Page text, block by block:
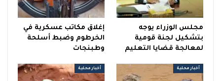
مجلس الوزراء يوجه
بتشكيل لجنة قومية
لمعالجة قضايا التعليم
إغلاق مكاتب عسكرية في
الخرطوم وضبط أسلحة
وطبنجات
أخبار محلية أخبار محلية